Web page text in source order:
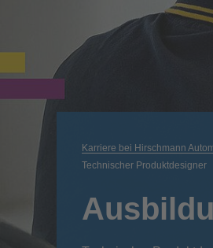
Karriere bei Hirschmann
Technischer Produktdesigner